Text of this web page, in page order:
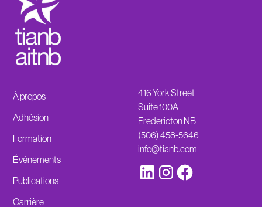
À propos
Adhésion
Formation
Événements
Publications
Carrière
416 York Street
Suite 100A
Fredericton NB
(506) 458-5646
info@tianb.com